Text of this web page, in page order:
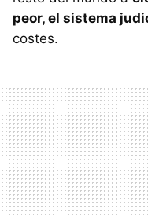
peor, el sistema
costes.